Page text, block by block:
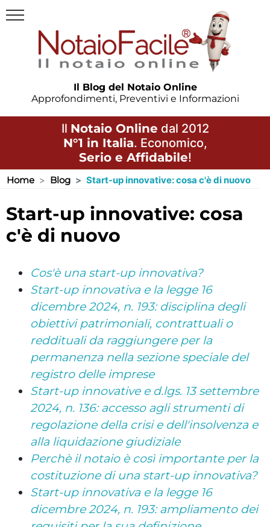
Il Blog del Notaio Online
Approfondimenti, Preventivi e Informazioni
Il Notaio Online dal 2012
N°1 in Italia. Economico,
Serio e Affidabile!
Home Blog Start-up innovative: cosa c'è di nuovo
start-up innovative: cosa
c'è di nuovo
Cos'è una start-up innovativa?
Start-up innovativa e la legge 16
dicembre 2024, n. 193: disciplina degli
obiettivi patrimoniali, contrattuali o
reddituali da raggiungere per la
permanenza nella sezione speciale del
registro delle imprese
Start-up innovative e d.lgs. 13 settembre
2024, n. 136: accesso agli strumenti di
regolazione della crisi e dell'insolvenza e
alla liquidazione giudiziale
Perchè il notaio è così importante per la
costituzione di una start-up innovativa?
Start-up innovativa e la legge 16
dicembre 2024, n. 193: ampliamento dei